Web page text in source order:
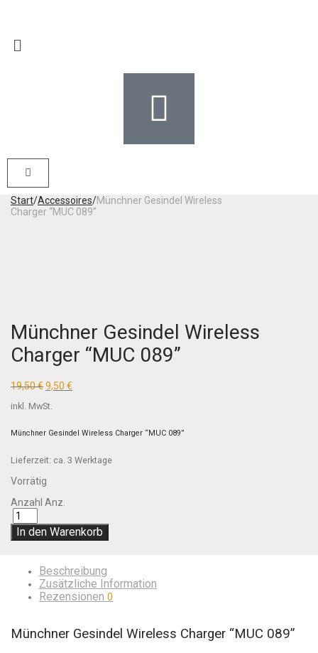
Start/Accessoires/Münchner Gesindel Wireless
Charger “MUC 089”
Münchner Gesindel Wireless
Charger “MUC 089”
19,50€9,50 €
inkl. MwSt.
Münchner Gesindel Wireless Charger “MUC 089”
Lieferzeit: ca. 3 Werktage
Vorrätig
Anzahl Anz.
In den Warenkorb
Beschreibung
Zusätzliche Information
Rezensionen 0
Münchner Gesindel Wireless Charger “MUC 089”